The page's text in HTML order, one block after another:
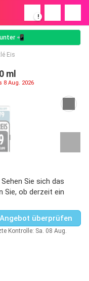
!
📲
Eis
ml
8 Aug. 2026
Sie sich das
Sie, ob derzeit ein
Angebot überprüfen
Kontrolle: Sa. 08 Aug.